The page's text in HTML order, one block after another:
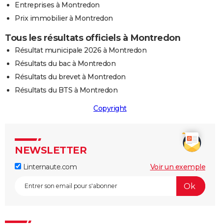
Entreprises à Montredon
Prix immobilier à Montredon
Tous les résultats officiels à Montredon
Résultat municipale 2026 à Montredon
Résultats du bac à Montredon
Résultats du brevet à Montredon
Résultats du BTS à Montredon
Copyright
NEWSLETTER
Linternaute.com Voir un exemple